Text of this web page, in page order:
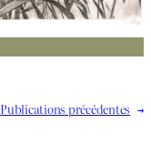
Publications précédentes →